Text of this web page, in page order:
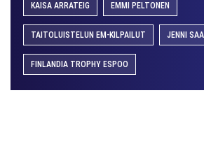
KAISA ARRATEIG EMMI PELTONEN
TAITOLUISTELUN EM-KILPAILUT JENNI
FINLANDIA TROPHY ESPOO